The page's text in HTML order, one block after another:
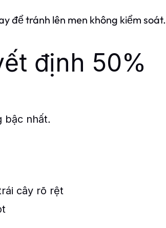
để tránh lên men không kiểm soát.
định 50%
bậc nhất.
cây rõ rệt